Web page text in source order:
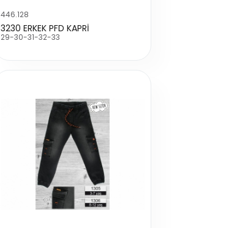
446.128
3230 ERKEK PFD KAPRİ
29-30-31-32-33